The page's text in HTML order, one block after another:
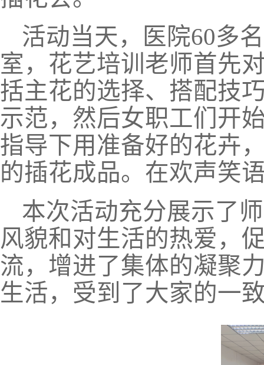
活动当天，医院60多
室，花艺培训老师首先
括主花的选择、搭配技
示范，然后女职工们开
指导下用准备好的花卉
的插花成品。在欢声笑
本次活动充分展示了
风貌和对生活的热爱，
流，增进了集体的凝聚
生活，受到了大家的一